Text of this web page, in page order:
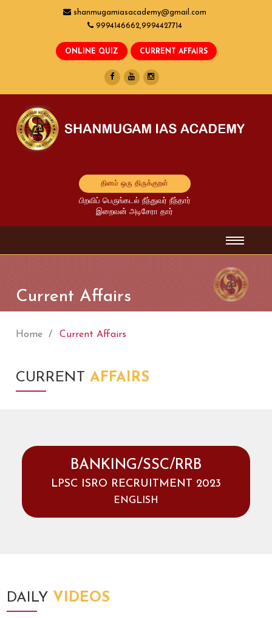
shanmugamiasacademy@gmail.com
9994146662,9994427714
தினம் ஒரு திருக்குறள்
பிறவிப் பெருங்கடல் நீந்துவர் நீந்தார்
இறைவன் அடிசேரா தார்
Current Affairs
Home Current Affairs
CURRENTAFFAIRS
BANKING/SSC/RRB
LPSC ISRO RECRUITMENT 2023
ENGLISH
DAILY VIDEOS